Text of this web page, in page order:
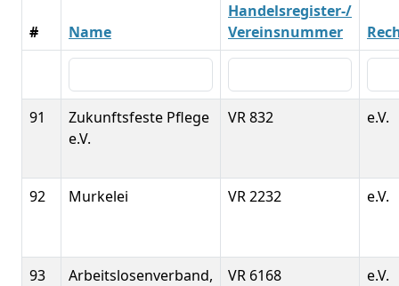
# Name
Handelsregister-/
Vereinsnummer
91
Zukunftsfeste Pflege
e.V.
VR 832 e.V.
92 Murkelei VR 2232 e.V.
93
Arbeitslosenverband,
VR 6168 e.V.